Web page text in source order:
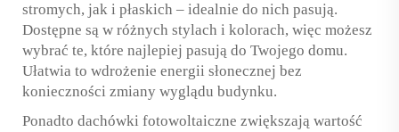
stromych, jak i płaskich – idealnie do nich pasują.
Dostępne są w różnych stylach i kolorach, więc możesz
wybrać te, które najlepiej pasują do Twojego domu.
Ułatwia to wdrożenie energii słonecznej bez
konieczności zmiany wyglądu budynku.
Ponadto dachówki fotowoltaiczne zwiększają wartość